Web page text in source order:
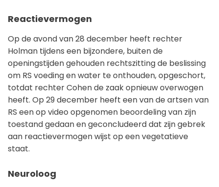
Reactievermogen
Op de avond van 28 december heeft rechter
Holman tijdens een bijzondere, buiten de
openingstijden gehouden rechtszitting de beslissing
om RS voeding en water te onthouden, opgeschort,
totdat rechter Cohen de zaak opnieuw overwogen
heeft. Op 29 december heeft een van de artsen van
RS een op video opgenomen beoordeling van zijn
toestand gedaan en geconcludeerd dat zijn gebrek
aan reactievermogen wijst op een vegetatieve
staat.
Neuroloog